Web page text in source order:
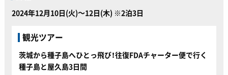
2024年12月10日(火)～12日(木) ※2泊3日
観光ツアー
茨城から種子島へひとっ飛び！往復FDAチャーター便で行く
種子島と屋久島3日間